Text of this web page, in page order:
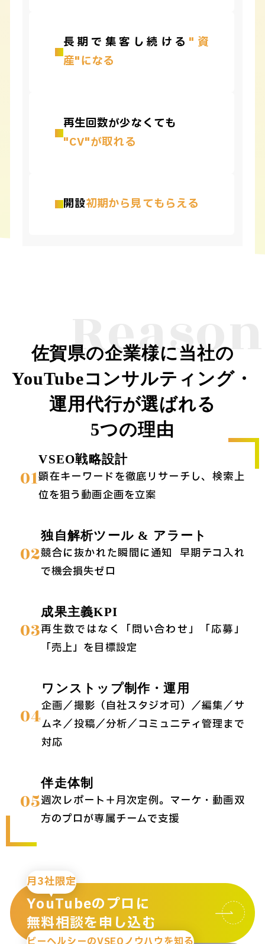
長期で集客し続ける "資
産"になる
再生回数が少なくても
"CV"が取れる
開設初期から見てもらえる
Reason
佐賀県の企業様に当社の
YouTubeコンサルティング・
運用代行が選ばれる
5つの理由
01
VSEO戦略設計
顕在キーワードを徹底リサーチし、検索上
位を狙う動画企画を立案
02
独自解析ツール & アラート
競合に抜かれた瞬間に通知 → 早期テコ入れ
で機会損失ゼロ
03
成果主義KPI
再生数ではなく「問い合わせ」「応募」
「売上」を目標設定
04
ワンストップ制作・運用
企画／撮影（自社スタジオ可）／編集／サ
ムネ／投稿／分析／コミュニティ管理まで
対応
05
伴走体制
週次レポート＋月次定例。マーケ・動画双
方のプロが専属チームで支援
月3社限定
YouTubeのプロに
無料相談を申し込む